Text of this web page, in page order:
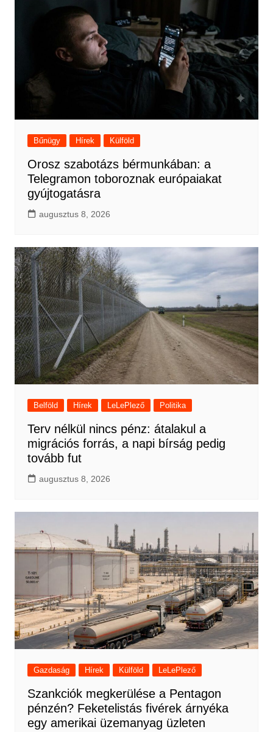
Bűnügy Hírek Külföld
Orosz szabotázs bérmunkában: a
Telegramon toboroznak európaiakat
gyújtogatásra
augusztus 8, 2026
Belföld Hírek LeLePlező Politika
Terv nélkül nincs pénz: átalakul a
migrációs forrás, a napi bírság pedig
tovább fut
augusztus 8, 2026
Gazdaság Hírek Külföld LeLePlező
Szankciók megkerülése a Pentagon
pénzén? Feketelistás fivérek árnyéka
egy amerikai üzemanyag üzleten